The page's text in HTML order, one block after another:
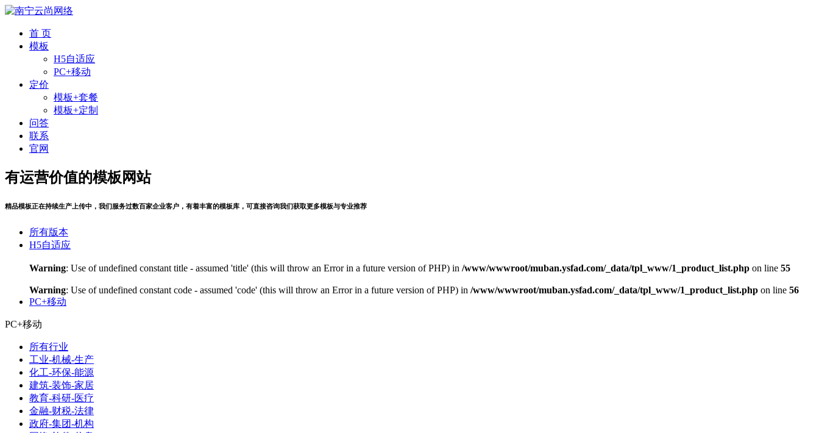
首 页
模板
H5自适应
PC+移动
定价
模板+套餐
模板+定制
问答
联系
官网
有运营价值的模板网站
精品模板正在持续生产上传中，我们服务过数百家企业客户，有着丰富的模板库，可直接咨询我们获取更多模板与专业推荐
所有版本
H5自适应
Warning: Use of undefined constant title - assumed 'title' (this will throw an Error in a future version of PHP) in /www/wwwroot/muban.ysfad.com/_data/tpl_www/1_product_list.php on line 55
Warning: Use of undefined constant code - assumed 'code' (this will throw an Error in a future version of PHP) in /www/wwwroot/muban.ysfad.com/_data/tpl_www/1_product_list.php on line 56
PC+移动
PC+移动
所有行业
工业-机械-生产
化工-环保-能源
建筑-装饰-家居
教育-科研-医疗
金融-财税-法律
政府-集团-机构